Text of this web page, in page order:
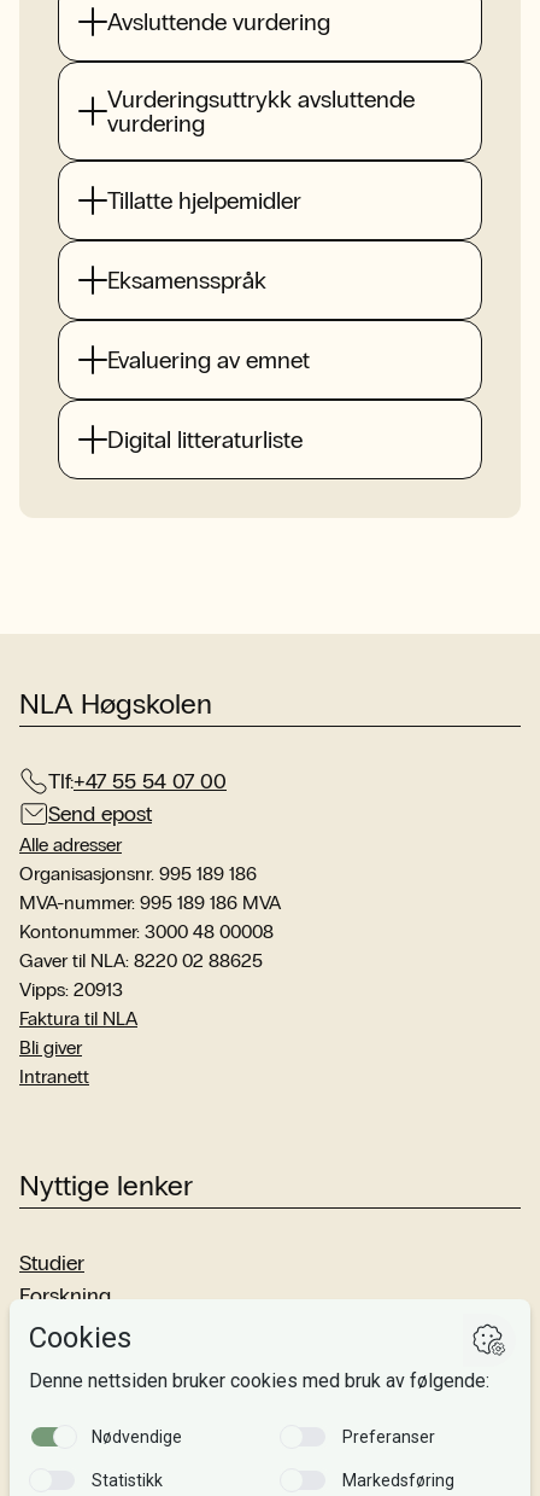
Avsluttende vurdering
Vurderingsuttrykk avsluttende
vurdering
Tillatte hjelpemidler
Eksamensspråk
Evaluering av emnet
Digital litteraturliste
NLA Høgskolen
Tlf:+47 55 54 07 00
Send epost
Alle adresser
Organisasjonsnr. 995 189 186
MVA-nummer: 995 189 186 MVA
Kontonummer: 3000 48 00008
Gaver til NLA: 8220 02 88625
Vipps: 20913
Faktura til NLA
Bli giver
Intranett
Nyttige lenker
Studier
Forskning
Om oss
Si fra!